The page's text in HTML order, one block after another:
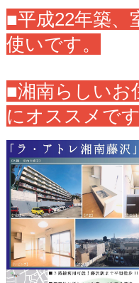
■平成22年築、
使いです。
■湘南らしいお
にオススメです